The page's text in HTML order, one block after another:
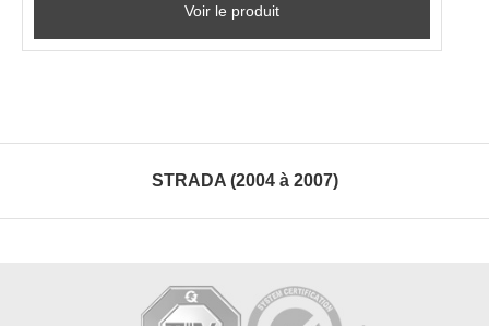
Voir le produit
STRADA (2004 à 2007)